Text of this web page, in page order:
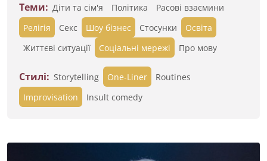
Теми: Діти та сім'я Політика
Расові взаємини
Релігія
Секс Шоу бізнес Стосунки
Освіта
Життєві ситуації
Cоціальні мережі Про мову
Стилі: Storytelling One-Liner
Routines
Improvisation
Insult comedy